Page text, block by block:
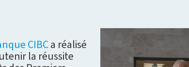
CIBCa réalisé
la réussite